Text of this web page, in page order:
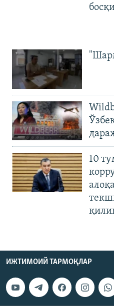
10
ИЖТИМОИЙ ТАРМОҚЛАР